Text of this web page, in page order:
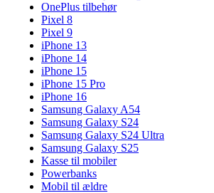
OnePlus tilbehør
Pixel 8
Pixel 9
iPhone 13
iPhone 14
iPhone 15
iPhone 15 Pro
iPhone 16
Samsung Galaxy A54
Samsung Galaxy S24
Samsung Galaxy S24 Ultra
Samsung Galaxy S25
Kasse til mobiler
Powerbanks
Mobil til ældre